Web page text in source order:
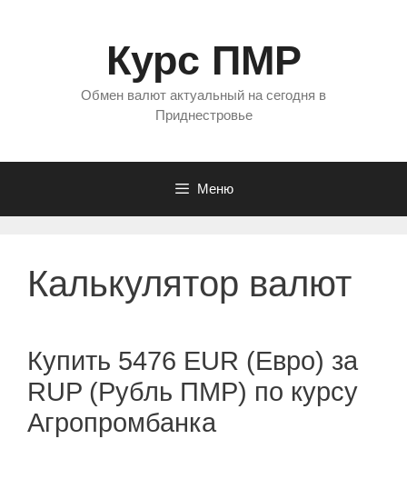
Курс ПМР
Обмен валют актуальный на сегодня в
Приднестровье
Меню
Калькулятор валют
Купить 5476 EUR (Евро) за
RUP (Рубль ПМР) по курсу
Агропромбанка